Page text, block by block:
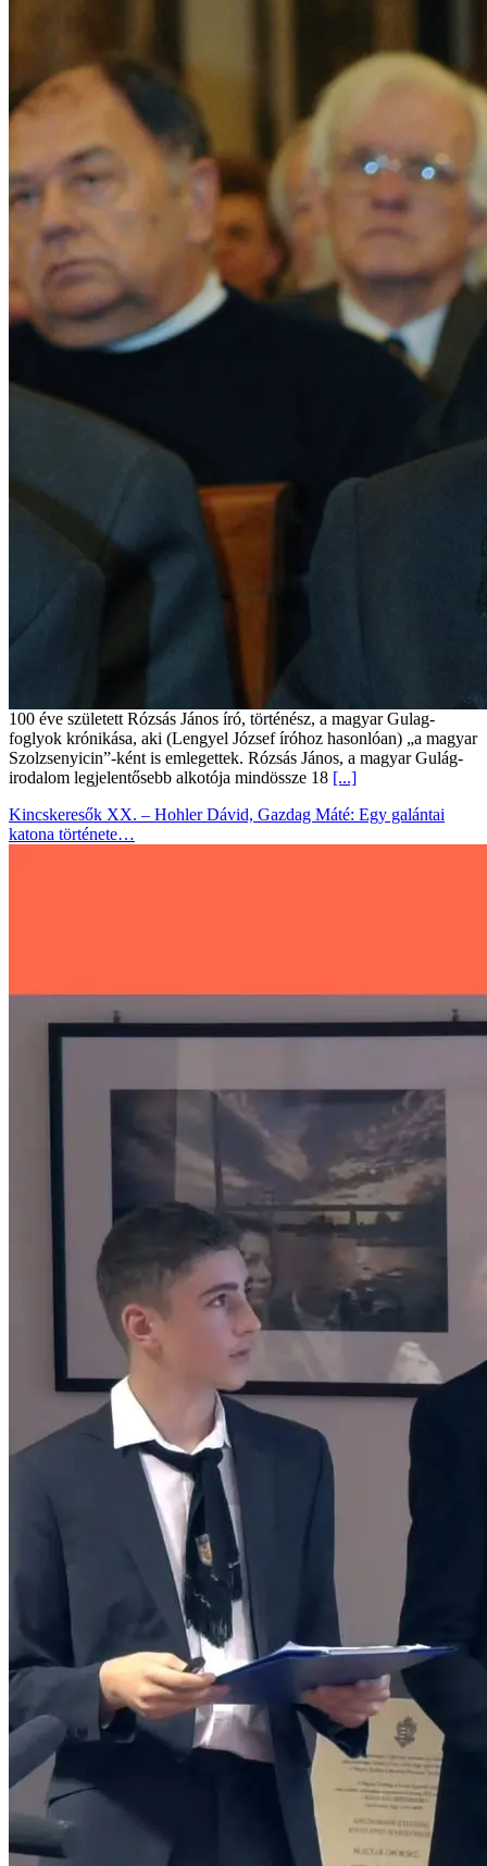
100 éve született Rózsás János író, történész, a magyar Gulag-
foglyok krónikása, aki (Lengyel József íróhoz hasonlóan) „a magyar
Szolzsenyicin”-ként is emlegettek. Rózsás János, a magyar Gulág-
irodalom legjelentősebb alkotója mindössze 18 [...]
Kincskeresők XX. – Hohler Dávid, Gazdag Máté: Egy galántai
katona története…